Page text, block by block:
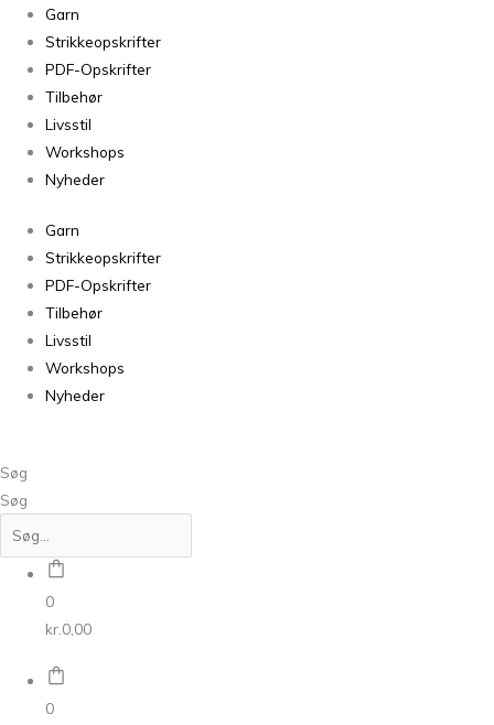
Garn
Strikkeopskrifter
PDF-Opskrifter
Tilbehør
Livsstil
Workshops
Nyheder
Garn
Strikkeopskrifter
PDF-Opskrifter
Tilbehør
Livsstil
Workshops
Nyheder
Søg
Søg
0
kr. 0,00
0
Little
Jacket
antal